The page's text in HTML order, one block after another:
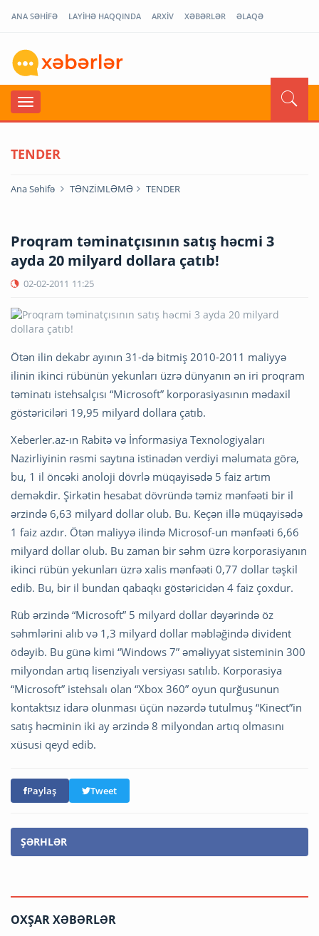
ANA SƏHİFƏ LAYİHƏ HAQQINDA ARXİV XƏBƏRLƏR ƏLAQƏ
TENDER
Ana Səhifə TƏNZİMLƏMƏ TENDER
Proqram təminatçısının satış həcmi 3
ayda 20 milyard dollara çatıb!
02-02-2011 11:25
Ötən ilin dekabr ayının 31-də bitmiş 2010-2011 maliyyə
ilinin ikinci rübünün yekunları üzrə dünyanın ən iri proqram
təminatı istehsalçısı “Microsoft” korporasiyasının mədaxil
göstəriciləri 19,95 milyard dollara çatıb.
Xeberler.az-ın Rabitə və İnformasiya Texnologiyaları
Nazirliyinin rəsmi saytına istinadən verdiyi məlumata görə,
bu, 1 il öncəki anoloji dövrlə müqayisədə 5 faiz artım
deməkdir. Şirkətin hesabat dövründə təmiz mənfəəti bir il
ərzində 6,63 milyard dollar olub. Bu. Keçən illə müqayisədə
1 faiz azdır. Ötən maliyyə ilində Microsof-un mənfəəti 6,66
milyard dollar olub. Bu zaman bir səhm üzrə korporasiyanın
ikinci rübün yekunları üzrə xalis mənfəəti 0,77 dollar təşkil
edib. Bu, bir il bundan qabaqkı göstəricidən 4 faiz çoxdur.
Rüb ərzində “Microsoft” 5 milyard dollar dəyərində öz
səhmlərini alıb və 1,3 milyard dollar məbləğində divident
ödəyib. Bu günə kimi “Windows 7” əməliyyat sisteminin 300
milyondan artıq lisenziyalı versiyası satılıb. Korporasiya
“Microsoft” istehsalı olan “Xbox 360” oyun qurğusunun
kontaktsız idarə olunması üçün nəzərdə tutulmuş “Kinect”in
satış həcminin iki ay ərzində 8 milyondan artıq olmasını
xüsusi qeyd edib.
Paylaş Tweet
ŞƏRHLƏR
OXŞAR XƏBƏRLƏR